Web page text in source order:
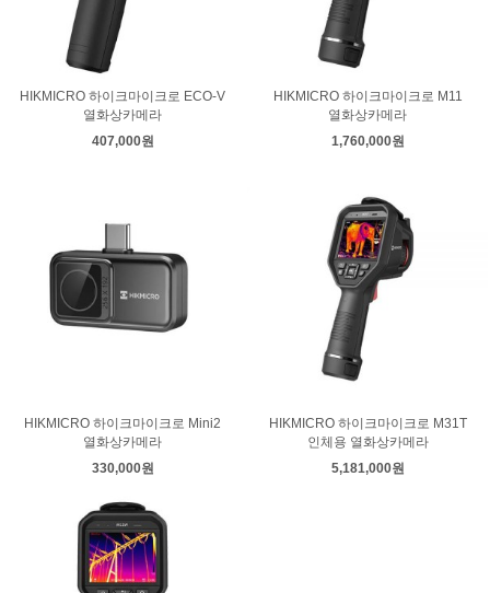
HIKMICRO 하이크마이크로 ECO-V
열화상카메라
407,000원
HIKMICRO 하이크마이크로 M11
열화상카메라
1,760,000원
HIKMICRO 하이크마이크로 Mini2
열화상카메라
330,000원
HIKMICRO 하이크마이크로 M31T
인체용 열화상카메라
5,181,000원